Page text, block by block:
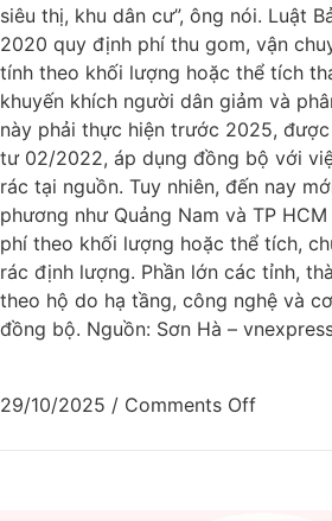
siêu thị, khu dân cư”, ông nói. Luật
2020 quy định phí thu gom, vận
tính theo khối lượng hoặc thể tích
khuyến khích người dân giảm và
này phải thực hiện trước 2025,
tư 02/2022, áp dụng đồng bộ với
rác tại nguồn. Tuy nhiên, đến nay
phương như Quảng Nam và TP
phí theo khối lượng hoặc thể tích,
rác định lượng. Phần lớn các tỉnh,
theo hộ do hạ tầng, công nghệ và
đồng bộ. Nguồn: Sơn Hà –
29/10/2025 / Comments Off